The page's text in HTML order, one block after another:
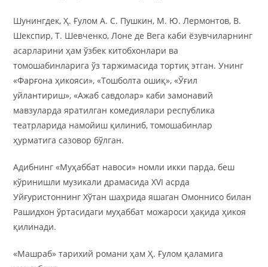
Шунингдек, Ҳ. Ғулом А. С. Пушкин, М. Ю. Лермонтов, В.
Шекспир, Т. Шевченко, Лоне де Вега каби ёзувчиларнинг
асарларини ҳам ўзбек китобхонлари ва
томошабинларига ўз таржимасида тортиқ этган. Унинг
«Фарғона ҳикояси», «Тошболта ошиқ», «Ўғил
уйлантириш», «Ажаб савдолар» каби замонавий
мавзуларда яратилган комедиялари республика
театрларида намойиш қилиниб, томошабинлар
ҳурматига сазовор бўлган.
Адибнинг «Муҳаббат навоси» номли икки парда, беш
кўринишли музикали драмасида XVI асрда
Уйғуристоннинг Хўтан шаҳрида яшаган Омоннисо билан
Рашидхон ўртасидаги муҳаббат можароси ҳақида ҳикоя
қилинади.
«Машраб» тарихий романи ҳам Ҳ. Ғулом қаламига